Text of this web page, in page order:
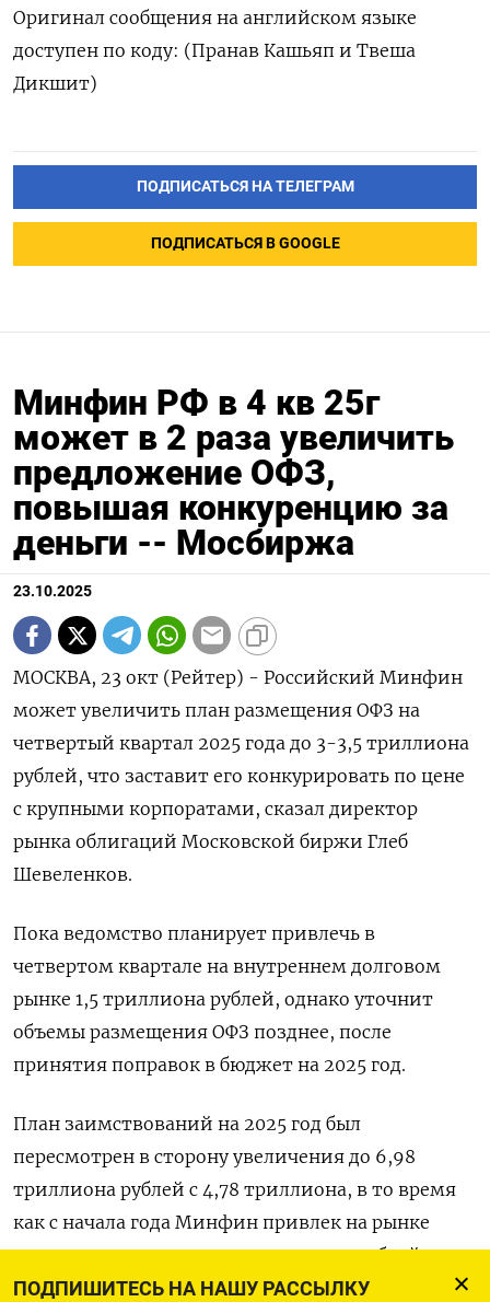
ПОДПИШИТЕСЬ НА НАШУ РАССЫЛКУ
Оригинал сообщения на английском языке
доступен по коду: (Пранав Кашьяп и Твеша
Дикшит)
ПОДПИСАТЬСЯ НА ТЕЛЕГРАМ
ПОДПИСАТЬСЯ В GOOGLE
Минфин РФ в 4 кв 25г
может в 2 раза увеличить
предложение ОФЗ,
повышая конкуренцию за
деньги -- Мосбиржа
23.10.2025
МОСКВА, 23 окт (Рейтер) - Российский Минфин
может увеличить план размещения ОФЗ на
четвертый квартал 2025 года до 3-3,5 триллиона
рублей, что заставит его конкурировать по цене
с крупными корпоратами, сказал директор
рынка облигаций Московской биржи Глеб
Шевеленков.
Пока ведомство планирует привлечь в
четвертом квартале на внутреннем долговом
рынке 1,5 триллиона рублей, однако уточнит
объемы размещения ОФЗ позднее, после
принятия поправок в бюджет на 2025 год.
План заимствований на 2025 год был
пересмотрен в сторону увеличения до 6,98
триллиона рублей с 4,78 триллиона, в то время
как с начала года Минфин привлек на рынке
первичного госдолга 5,13 триллиона рублей.